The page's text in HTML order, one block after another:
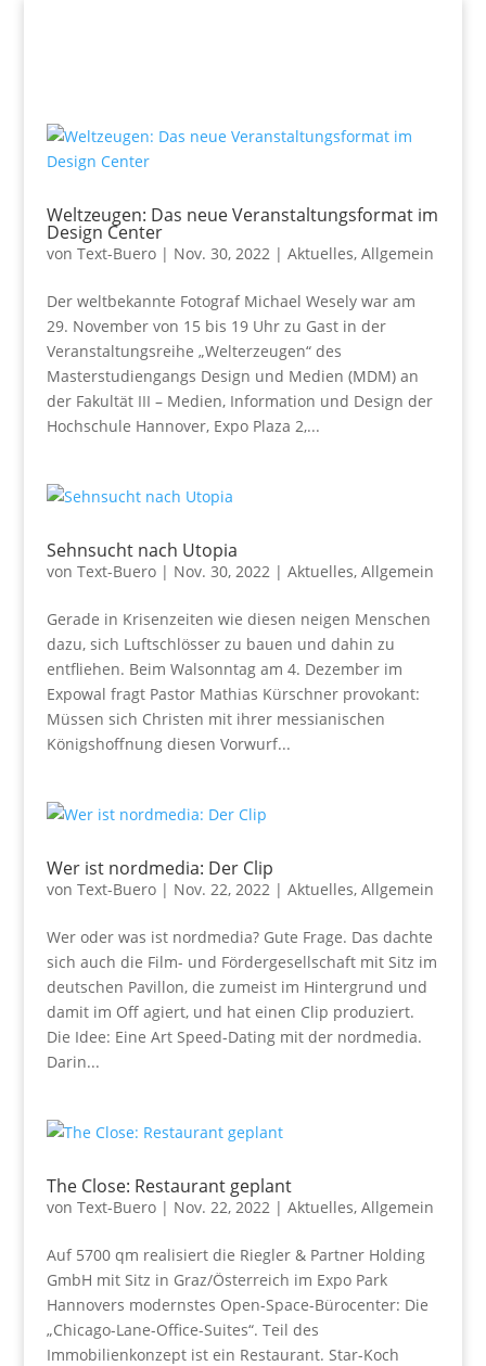
Weltzeugen: Das neue Veranstaltungsformat im
Design Center
von Text-Buero| Nov. 30, 2022| Aktuelles, Allgemein
Der weltbekannte Fotograf Michael Wesely war am
29. November von 15 bis 19 Uhr zu Gast in der
Veranstaltungsreihe „Welterzeugen“ des
Masterstudiengangs Design und Medien (MDM) an
der Fakultät III – Medien, Information und Design der
Hochschule Hannover, Expo Plaza 2,...
Sehnsucht nach Utopia
von Text-Buero| Nov. 30, 2022| Aktuelles, Allgemein
Gerade in Krisenzeiten wie diesen neigen Menschen
dazu, sich Luftschlösser zu bauen und dahin zu
entfliehen. Beim Walsonntag am 4. Dezember im
Expowal fragt Pastor Mathias Kürschner provokant:
Müssen sich Christen mit ihrer messianischen
Königshoffnung diesen Vorwurf...
Wer ist nordmedia: Der Clip
von Text-Buero| Nov. 22, 2022| Aktuelles, Allgemein
Wer oder was ist nordmedia? Gute Frage. Das dachte
sich auch die Film- und Fördergesellschaft mit Sitz im
deutschen Pavillon, die zumeist im Hintergrund und
damit im Off agiert, und hat einen Clip produziert.
Die Idee: Eine Art Speed-Dating mit der nordmedia.
Darin...
The Close: Restaurant geplant
von Text-Buero| Nov. 22, 2022| Aktuelles, Allgemein
Auf 5700 qm realisiert die Riegler & Partner Holding
GmbH mit Sitz in Graz/Österreich im Expo Park
Hannovers modernstes Open-Space-Bürocenter: Die
„Chicago-Lane-Office-Suites“. Teil des
Immobilienkonzept ist ein Restaurant. Star-Koch